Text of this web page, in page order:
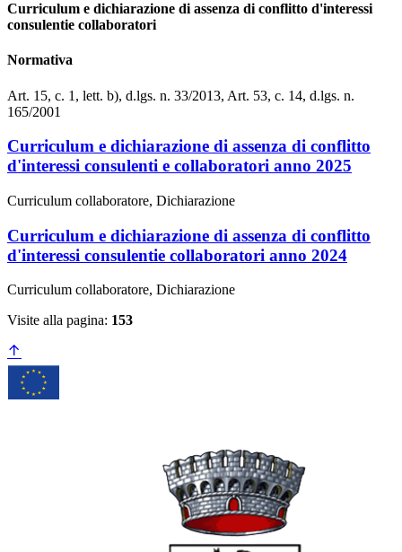
Curriculum e dichiarazione di assenza di conflitto d'interessi
consulentie collaboratori
Normativa
Art. 15, c. 1, lett. b), d.lgs. n. 33/2013, Art. 53, c. 14, d.lgs. n.
165/2001
Curriculum e dichiarazione di assenza di conflitto
d'interessi consulenti e collaboratori anno 2025
Curriculum collaboratore, Dichiarazione
Curriculum e dichiarazione di assenza di conflitto
d'interessi consulentie collaboratori anno 2024
Curriculum collaboratore, Dichiarazione
Visite alla pagina: 153